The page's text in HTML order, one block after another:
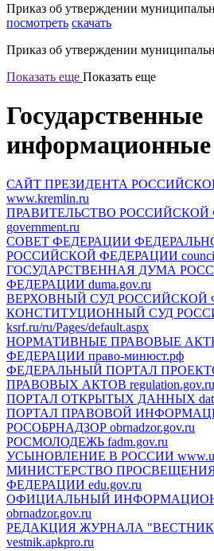
Приказ об утверждении
посмотреть скачать
Приказ об утверждении
Показать еще Показать еще
Государственные
информационные
САЙТ ПРЕЗИДЕНТА
www.kremlin.ru
ПРАВИТЕЛЬСТВО РОССИЙСКОЙ
government.ru
СОВЕТ ФЕДЕРАЦИИ
РОССИЙСКОЙ ФЕДЕРАЦИИ
ГОСУДАРСТВЕННАЯ ДУМА
ФЕДЕРАЦИИ duma.gov.ru
ВЕРХОВНЫЙ СУД РОССИЙСКОЙ
КОНСТИТУЦИОННЫЙ СУД
ksrf.ru/ru/Pages/default.aspx
НОРМАТИВНЫЕ ПРАВОВЫЕ
ФЕДЕРАЦИИ право-минюст.рф
ФЕДЕРАЛЬНЫЙ ПОРТАЛ
ПРАВОВЫХ АКТОВ regulation.gov.ru
ПОРТАЛ ОТКРЫТЫХ ДАННЫХ
ПОРТАЛ ПРАВОВОЙ
РОСОБРНАДЗОР obrnadzor.gov.ru
РОСМОЛОДЕЖЬ fadm.gov.ru
УСЫНОВЛЕНИЕ В РОССИИ
МИНИСТЕРСТВО
ФЕДЕРАЦИИ edu.gov.ru
ОФИЦИАЛЬНЫЙ
obrnadzor.gov.ru
РЕДАКЦИЯ ЖУРНАЛА
vestnik.apkpro.ru